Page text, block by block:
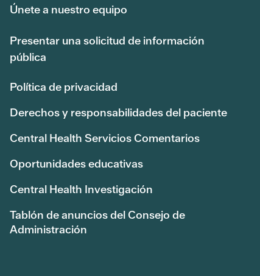
Únete a nuestro equipo
Presentar una solicitud de información
pública
Política de privacidad
Derechos y responsabilidades del paciente
Central Health Servicios Comentarios
Oportunidades educativas
Central Health Investigación
Tablón de anuncios del Consejo de
Administración